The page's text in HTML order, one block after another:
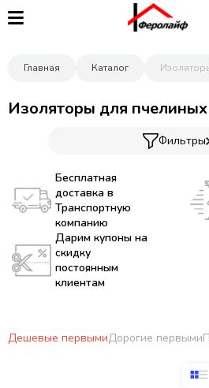
Главная Каталог
Изоляторы для
Фильтры
Бесплатная
доставка в
Транспортную
компанию
Дарим купоны на
скидку
постоянным
клиентам
Дешевые первымиДорогие первыми